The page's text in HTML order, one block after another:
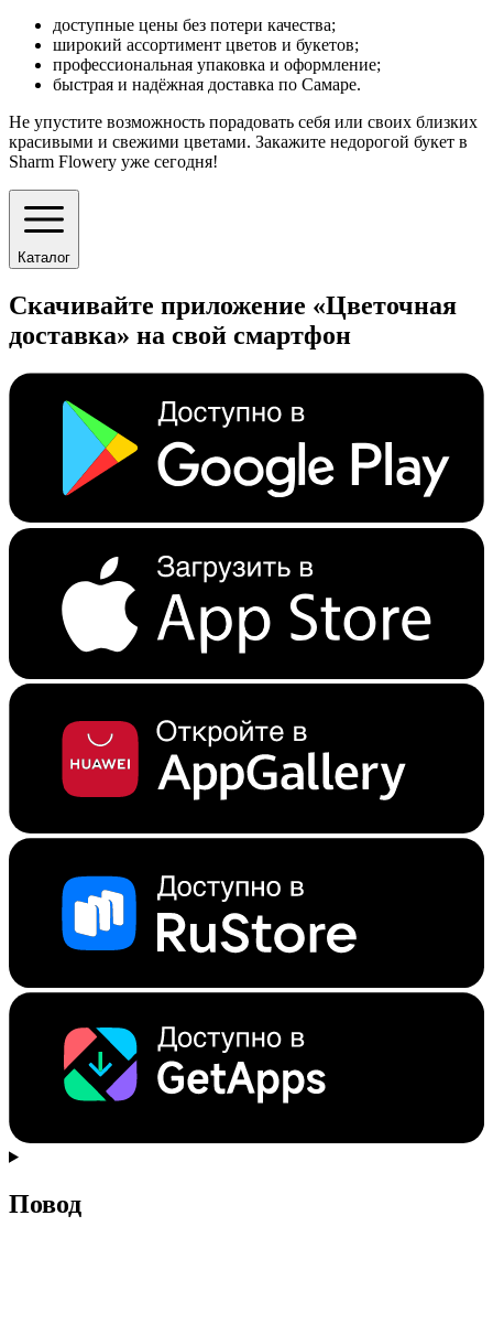
доступные цены без потери качества;
широкий ассортимент цветов и букетов;
профессиональная упаковка и оформление;
быстрая и надёжная доставка по Самаре.
Не упустите возможность порадовать себя или своих близких
красивыми и свежими цветами. Закажите недорогой букет в
Sharm Flowery уже сегодня!
Каталог
Скачивайте приложение «Цветочная
доставка» на свой смартфон
Повод